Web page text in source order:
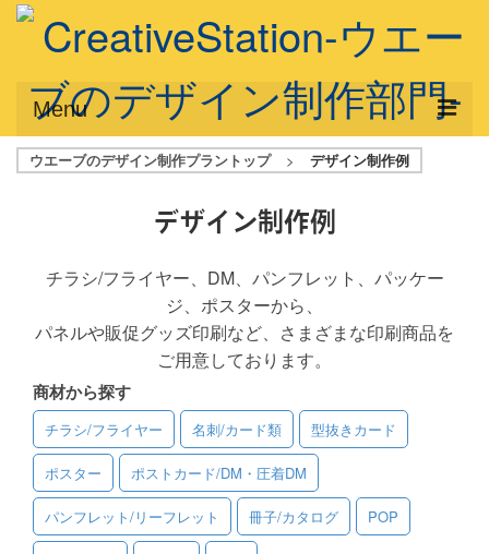
Menu
サービス概要
デザインプラン
フルデザイン
データ修正
写真からイラスト作成
デザイン制作例
ご利用料金
ご利用ガイド
ウエーブのデザイン制作プラントップ > デザイン制作例
デザイン制作例
チラシ/フライヤー、DM、パンフレット、パッケー
ジ、ポスターから、
パネルや販促グッズ印刷など、さまざまな印刷商品を
ご用意しております。
商材から探す
チラシ/フライヤー 名刺/カード類 型抜きカード
ポスター ポストカード/DM・圧着DM
パンフレット/リーフレット 冊子/カタログ POP